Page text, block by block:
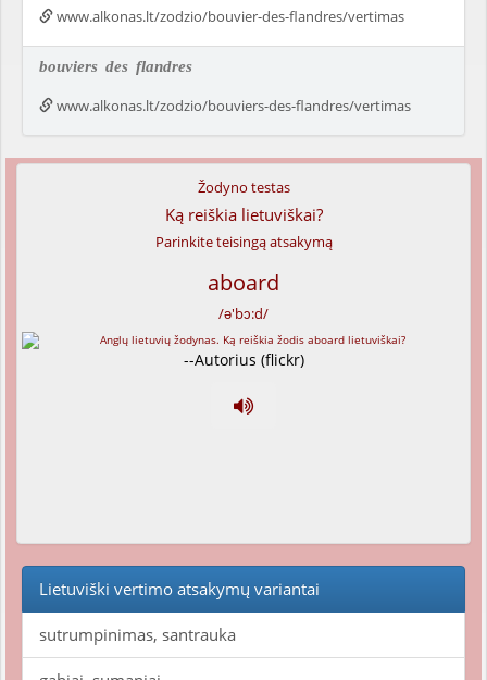
www.alkonas.lt/zodzio/bouvier-des-flandres/vertimas
bouviers des flandres
www.alkonas.lt/zodzio/bouviers-des-flandres/vertimas
Žodyno testas
Ką reiškia lietuviškai?
Parinkite teisingą atsakymą
aboard
/ə'bɔ:d/
--Autorius (flickr)
Lietuviški vertimo atsakymų variantai
sutrumpinimas, santrauka